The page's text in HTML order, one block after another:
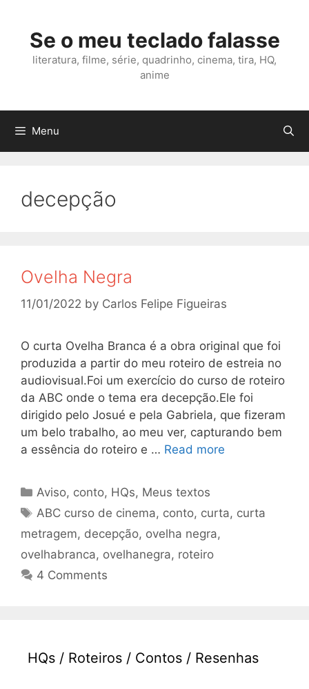
contentSe o meu teclado falasse
literatura, filme, série, quadrinho, cinema, tira, HQ,
anime
Menu
decepção
Ovelha Negra
11/01/2022 by Carlos Felipe Figueiras
O curta Ovelha Branca é a obra original que foi
produzida a partir do meu roteiro de estreia no
audiovisual.Foi um exercício do curso de roteiro
da ABC onde o tema era decepção.Ele foi
dirigido pelo Josué e pela Gabriela, que fizeram
um belo trabalho, ao meu ver, capturando bem
a essência do roteiro e … Read more
Categories
Aviso, conto, HQs, Meus textos
Tags
ABC curso de cinema, conto, curta, curta
metragem, decepção, ovelha negra,
ovelhabranca, ovelhanegra, roteiro
4 Comments
HQs / Roteiros / Contos / Resenhas